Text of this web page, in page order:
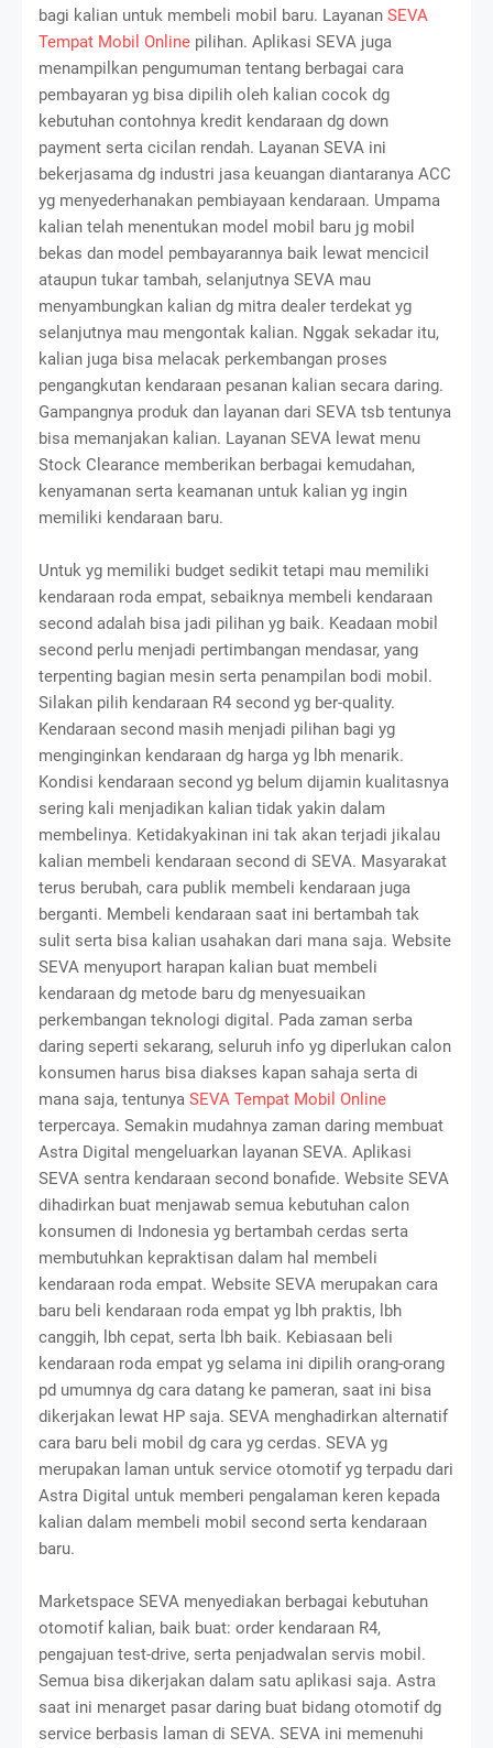
bagi kalian untuk membeli mobil baru. Layanan SEVA
Tempat Mobil Online pilihan. Aplikasi SEVA juga
menampilkan pengumuman tentang berbagai cara
pembayaran yg bisa dipilih oleh kalian cocok dg
kebutuhan contohnya kredit kendaraan dg down
payment serta cicilan rendah. Layanan SEVA ini
bekerjasama dg industri jasa keuangan diantaranya ACC
yg menyederhanakan pembiayaan kendaraan. Umpama
kalian telah menentukan model mobil baru jg mobil
bekas dan model pembayarannya baik lewat mencicil
ataupun tukar tambah, selanjutnya SEVA mau
menyambungkan kalian dg mitra dealer terdekat yg
selanjutnya mau mengontak kalian. Nggak sekadar itu,
kalian juga bisa melacak perkembangan proses
pengangkutan kendaraan pesanan kalian secara daring.
Gampangnya produk dan layanan dari SEVA tsb tentunya
bisa memanjakan kalian. Layanan SEVA lewat menu
Stock Clearance memberikan berbagai kemudahan,
kenyamanan serta keamanan untuk kalian yg ingin
memiliki kendaraan baru.
Untuk yg memiliki budget sedikit tetapi mau memiliki
kendaraan roda empat, sebaiknya membeli kendaraan
second adalah bisa jadi pilihan yg baik. Keadaan mobil
second perlu menjadi pertimbangan mendasar, yang
terpenting bagian mesin serta penampilan bodi mobil.
Silakan pilih kendaraan R4 second yg ber-quality.
Kendaraan second masih menjadi pilihan bagi yg
menginginkan kendaraan dg harga yg lbh menarik.
Kondisi kendaraan second yg belum dijamin kualitasnya
sering kali menjadikan kalian tidak yakin dalam
membelinya. Ketidakyakinan ini tak akan terjadi jikalau
kalian membeli kendaraan second di SEVA. Masyarakat
terus berubah, cara publik membeli kendaraan juga
berganti. Membeli kendaraan saat ini bertambah tak
sulit serta bisa kalian usahakan dari mana saja. Website
SEVA menyuport harapan kalian buat membeli
kendaraan dg metode baru dg menyesuaikan
perkembangan teknologi digital. Pada zaman serba
daring seperti sekarang, seluruh info yg diperlukan calon
konsumen harus bisa diakses kapan sahaja serta di
mana saja, tentunya SEVA Tempat Mobil Online
terpercaya. Semakin mudahnya zaman daring membuat
Astra Digital mengeluarkan layanan SEVA. Aplikasi
SEVA sentra kendaraan second bonafide. Website SEVA
dihadirkan buat menjawab semua kebutuhan calon
konsumen di Indonesia yg bertambah cerdas serta
membutuhkan kepraktisan dalam hal membeli
kendaraan roda empat. Website SEVA merupakan cara
baru beli kendaraan roda empat yg lbh praktis, lbh
canggih, lbh cepat, serta lbh baik. Kebiasaan beli
kendaraan roda empat yg selama ini dipilih orang-orang
pd umumnya dg cara datang ke pameran, saat ini bisa
dikerjakan lewat HP saja. SEVA menghadirkan alternatif
cara baru beli mobil dg cara yg cerdas. SEVA yg
merupakan laman untuk service otomotif yg terpadu dari
Astra Digital untuk memberi pengalaman keren kepada
kalian dalam membeli mobil second serta kendaraan
baru.
Marketspace SEVA menyediakan berbagai kebutuhan
otomotif kalian, baik buat: order kendaraan R4,
pengajuan test-drive, serta penjadwalan servis mobil.
Semua bisa dikerjakan dalam satu aplikasi saja. Astra
saat ini menarget pasar daring buat bidang otomotif dg
service berbasis laman di SEVA. SEVA ini memenuhi